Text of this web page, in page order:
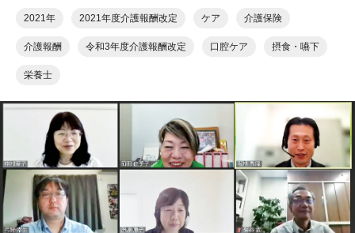
2021年 2021年度介護報酬改定 ケア 介護保険
介護報酬 令和3年度介護報酬改定 口腔ケア 摂食・嚥下
栄養士